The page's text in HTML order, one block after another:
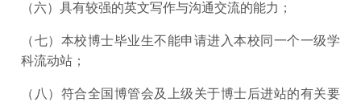
（六）具有较强的英文写作与沟通交流的能力；
（七）本校博士毕业生不能申请进入本校同一个一级学
科流动站；
（八）符合全国博管会及上级关于博士后进站的有关要